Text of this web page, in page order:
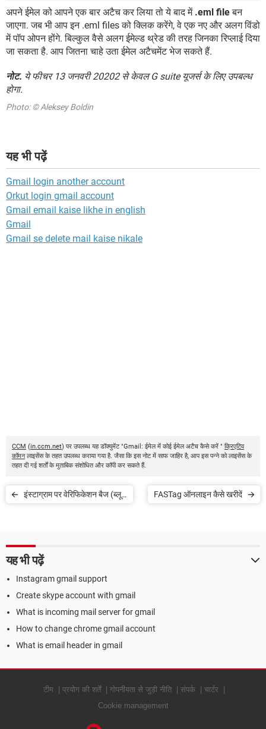
अपने ईमेल को आपने एक बार अटैच कर लिया तो ये बाद में .eml fileबन
जाएगा. जब भी आप इन .eml files को क्लिक करेंगे, वे एक नए और अलग विंडो
में पॉप ओपन होंगे. बिल्कुल वैसे अलग ईमेल्ड थ्रेड की तरह जिनका रिप्लाई दिया
जा सकता है. आप जितना चाहे उता ईमेल अटैचमेंट भेज सकते हैं.
नोट. ये फीचर 13 जनवरी 20202 से केवल G suite यूजर्स के लिए उपबल्ध
होगा.
Photo: © Aleksey Boldin
यह भी पढ़ें
Gmail login another account
Orkut login gmail account
Gmail email kaise likhe in english
Gmail
Gmail se delete mail kaise nikale
CCM (in.ccm.net) पर उपलब्ध यह डॉक्युमेंट "Gmail: ईमेल में कोई ईमेल अटैच कैसे करें " क्रिएटिव
कॉमनलाइसेंस के तहत उपलब्ध कराया गया है. जैसा कि इस नोट में साफ जाहिर है, आप इस पन्ने को लाइसेंस के
तहत दी गई शर्तों के मुताबिक संशोधित और कॉपी कर सकते हैं.
इंस्टाग्राम पर वेरिफिकेशन बैज (ब्लू
FASTag ऑनलाइन कैसे खरीदें
यह भी पढ़ें
Instagram gmail support
Create skype account with gmail
What is incoming mail server for gmail
How to change chrome gmail account
What is email header in gmail
टीम प्रयोग की शर्तें गोपनीयता से जुड़ी नीति संपर्क
चार्टर
Cookie management